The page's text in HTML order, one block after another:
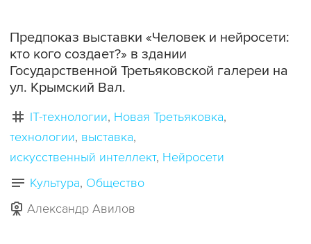
Предпоказ выставки «Человек и нейросети:
кто кого создает?» в здании
Государственной Третьяковской галереи на
ул. Крымский Вал.
IT-технологии Новая Третьяковка
технологии выставка
искусственный интеллект Нейросети
Культура Общество
Александр Авилов